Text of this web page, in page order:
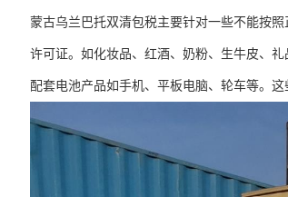
蒙古乌兰巴托双清包税主要针对一些不能按
许可证。如化妆品、红酒、奶粉、生牛皮、
配套电池产品如手机、平板电脑、轮车等。